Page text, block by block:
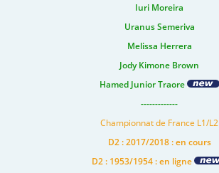
Iuri Moreira
Uranus Semeriva
Melissa Herrera
Jody Kimone Brown
Hamed Junior Traore
-------------
Championnat de France L1/L2
D2 : 2017/2018 : en cours
D2 : 1953/1954 : en ligne